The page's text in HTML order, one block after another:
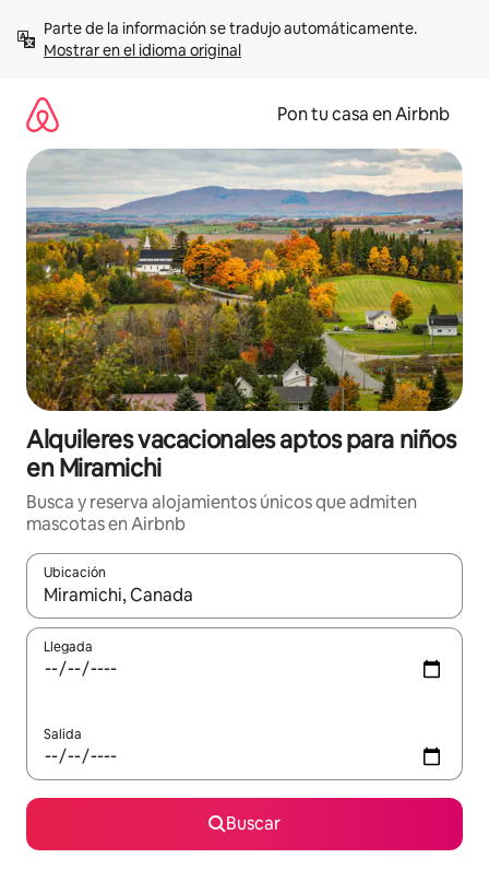
contenidoMostrar en el idioma original
Pon tu casa en Airbnb
Alquileres vacacionales aptos para niños
en Miramichi
Busca y reserva alojamientos únicos que admiten
mascotas en Airbnb
Ubicación
Cuando los resultados estén disponibles, navega con las
Llegada
Salida
Buscar